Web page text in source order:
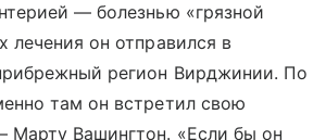
— болезнью «грязной
лечения он отправился в
регион Вирджинии. По
там он встретил свою
Вашингтон. «Если бы он